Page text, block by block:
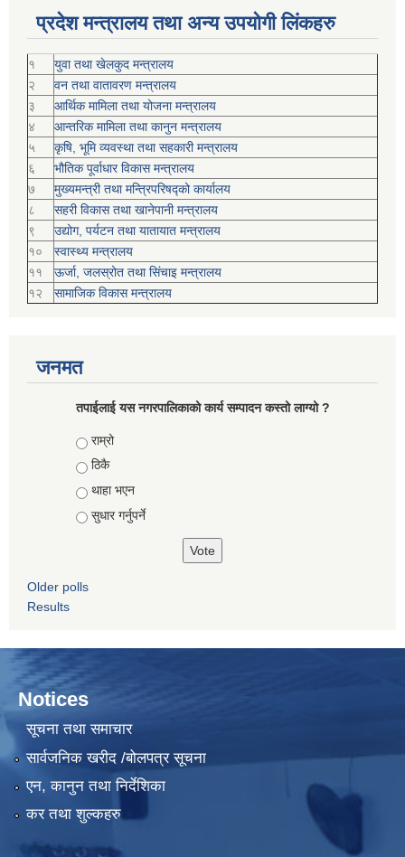
प्रदेश मन्त्रालय तथा अन्य उपयोगी लिंकहरु
१
युवा तथा खेलकुद मन्त्रालय
२
वन तथा वातावरण मन्त्रालय
३
आर्थिक मामिला तथा योजना मन्त्रालय
४
आन्तरिक मामिला तथा कानुन मन्त्रालय
५
कृषि, भूमि व्यवस्था तथा सहकारी मन्त्रालय
६
भौतिक पूर्वाधार विकास मन्त्रालय
७
मुख्यमन्त्री तथा मन्त्रिपरिषद्को कार्यालय
८
सहरी विकास तथा खानेपानी मन्त्रालय
९
उद्योग, पर्यटन तथा यातायात मन्त्रालय
१०
स्वास्थ्य मन्त्रालय
११
ऊर्जा, जलस्रोत तथा सिंचाइ मन्त्रालय
१२
सामाजिक विकास मन्‍‍त्रालय
जनमत
तपाईलाई यस नगरपालिकाको कार्य सम्पादन कस्तो लाग्यो ?
Choices
राम्रो
ठिकै
थाहा भएन
सुधार गर्नुपर्ने
Older polls
Results
Notices
सूचना तथा समाचार
सार्वजनिक खरीद /बोलपत्र सूचना
एन, कानुन तथा निर्देशिका
कर तथा शुल्कहरु